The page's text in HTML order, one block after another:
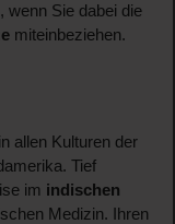
wenn Sie dabei die
miteinbeziehen.
allen Kulturen der
Tief
im indischen
Medizin. Ihren